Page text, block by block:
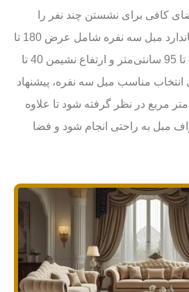
کافی برای نشستن چند نفر را
فراهم می‌کنند. ابعاد استاندارد مبل سه نفره شامل عرض 180 تا
220 سانتی‌متر، عمق 85 تا 95 سانتی‌متر و ارتفاع نشیمن 40 تا
مناسب مبل سه نفره، پیشنهاد
فضای حداقل 3 متر مربع در نظر گرفته شود تا علاوه
مبل به راحتی انجام شود و فضا